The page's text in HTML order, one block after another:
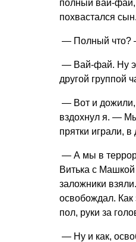
полный вай-
похвастался сын.
— Полный что?
— Вай-фай. Ну
другой группой
— Вот и
вздохнул я. —
прятки играли,
— А мы в
Витька с Машкой
заложники
освобождал. Как
пол, руки за
— Ну и как,